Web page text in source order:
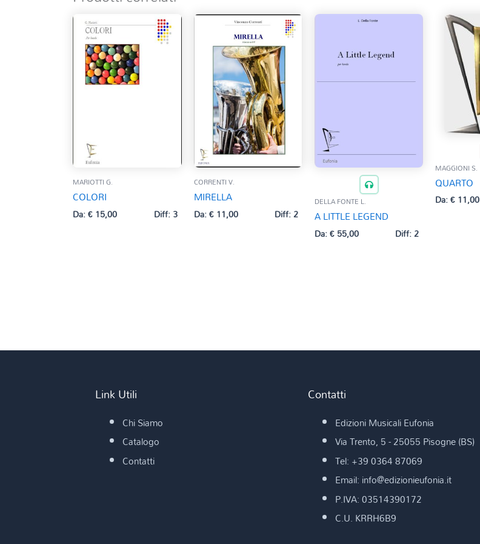
MARIOTTI G.
COLORI
Da:€15,00 Diff: 3
CORRENTI V.
MIRELLA
Da:€11,00 Diff: 2
DELLA FONTE L.
A LITTLE LEGEND
Da:€55,00 Diff: 2
MAGGIONI S.
QUARTO
Da:€11,00
Link Utili
Chi Siamo
Catalogo
Contatti
Contatti
Edizioni Musicali Eufonia
Via Trento, 5 - 25055 Pisogne (BS)
Tel: +39 0364 87069
Email: info@edizionieufonia.it
P.IVA: 03514390172
C.U. KRRH6B9